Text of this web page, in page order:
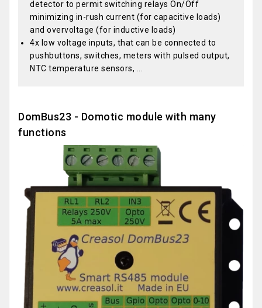
detector to permit switching relays On/Off
minimizing in-rush current (for capacitive loads)
and overvoltage (for inductive loads)
4x low voltage inputs, that can be connected to
pushbuttons, switches, meters with pulsed output,
NTC temperature sensors, ...
DomBus23 - Domotic module with many
functions